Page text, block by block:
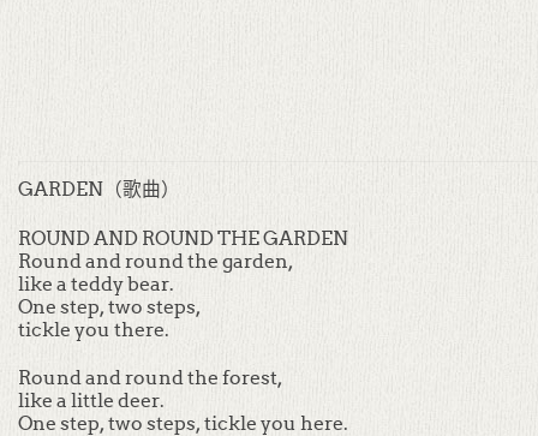
GARDEN（歌曲）
ROUND AND ROUND THE GARDEN
Round and round the garden,
like a teddy bear.
One step, two steps,
tickle you there.
Round and round the forest,
like a little deer.
One step, two steps, tickle you here.